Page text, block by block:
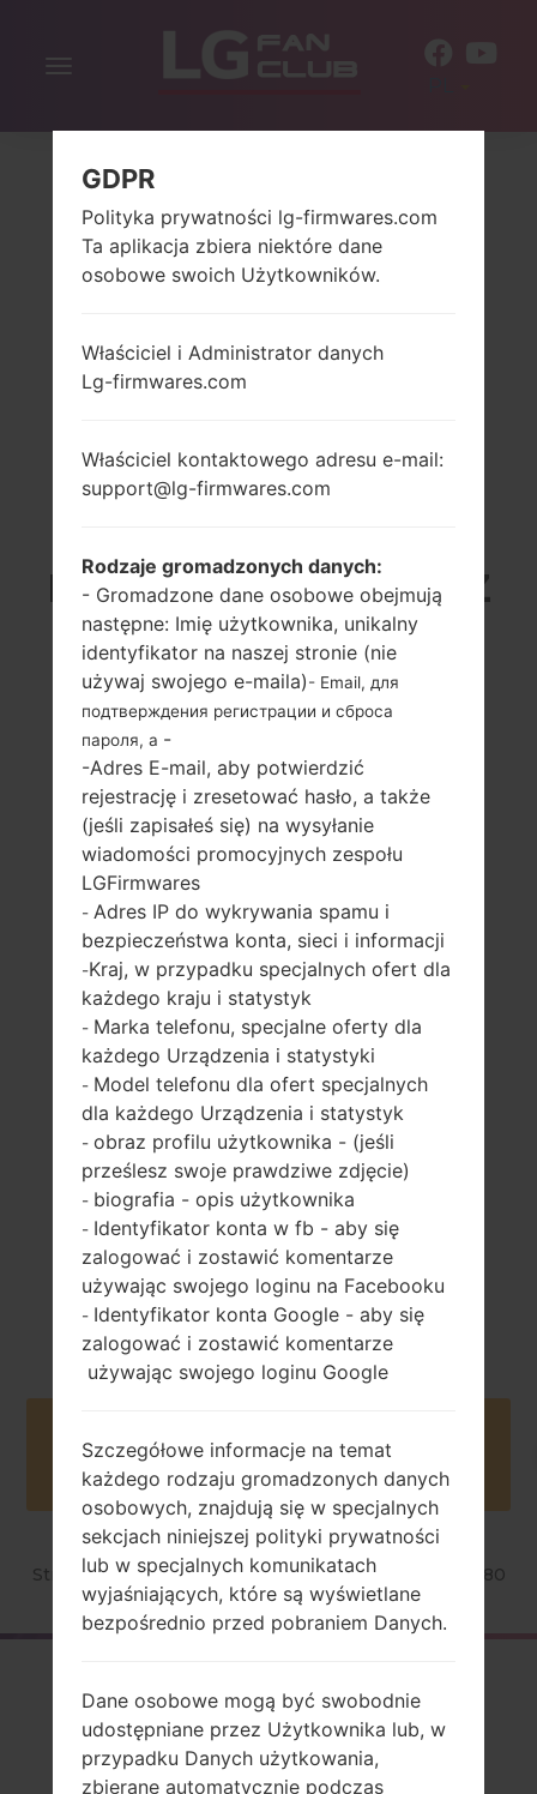
Włącz
LG US780 (LGUS780) Z
SERII LG OPTIMUS F7
4.7 in
720 x 1280 pikseli
(313 ppi)
133 gramów (4.69
uncji)
wymienny Li-Ion
2540 mAh
1.5 GHz Qualcomm
Snapdragon S4
MSM8960
Android 4.1-4.3
Jelly Bean
Czerwiec, 2013
Buy accessories on Amazon
Strona startowa →Seria →LG Optimus F7 LGUS780
Firmware
LGUS780(LGUS780)
akaLG Optimus F7
GDPR
Polityka prywatności lg-firmwares.com
Ta aplikacja zbiera niektóre dane
osobowe swoich Użytkowników.
Właściciel i Administrator danych
Lg-firmwares.com
Właściciel kontaktowego adresu e-mail:
support@lg-firmwares.com
Rodzaje gromadzonych danych:
- Gromadzone dane osobowe obejmują
następne: Imię użytkownika, unikalny
identyfikator na naszej stronie (nie
używaj swojego e-maila)- Email, для
подтверждения регистрации и сброса
пароля, а -
-Adres E-mail, aby potwierdzić
rejestrację i zresetować hasło, a także
(jeśli zapisałeś się) na wysyłanie
wiadomości promocyjnych zespołu
LGFirmwares
- Adres IP do wykrywania spamu i
bezpieczeństwa konta, sieci i informacji
-Kraj, w przypadku specjalnych ofert dla
każdego kraju i statystyk
- Marka telefonu, specjalne oferty dla
każdego Urządzenia i statystyki
- Model telefonu dla ofert specjalnych
dla każdego Urządzenia i statystyk
- obraz profilu użytkownika - (jeśli
prześlesz swoje prawdziwe zdjęcie)
- biografia - opis użytkownika
- Identyfikator konta w fb - aby się
zalogować i zostawić komentarze
używając swojego loginu na Facebooku
- Identyfikator konta Google - aby się
zalogować i zostawić komentarze
używając swojego loginu Google
Szczegółowe informacje na temat
każdego rodzaju gromadzonych danych
osobowych, znajdują się w specjalnych
sekcjach niniejszej polityki prywatności
lub w specjalnych komunikatach
wyjaśniających, które są wyświetlane
bezpośrednio przed pobraniem Danych.
Dane osobowe mogą być swobodnie
udostępniane przez Użytkownika lub, w
przypadku Danych użytkowania,
zbierane automatycznie podczas